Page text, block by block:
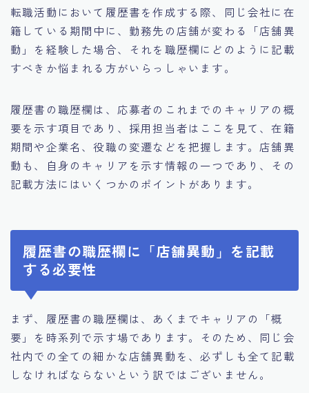
転職活動において履歴書を作成する際、同じ会社に在
籍している期間中に、勤務先の店舗が変わる「店舗異
動」を経験した場合、それを職歴欄にどのように記載
すべきか悩まれる方がいらっしゃいます。
履歴書の職歴欄は、応募者のこれまでのキャリアの概
要を示す項目であり、採用担当者はここを見て、在籍
期間や企業名、役職の変遷などを把握します。店舗異
動も、自身のキャリアを示す情報の一つであり、その
記載方法にはいくつかのポイントがあります。
履歴書の職歴欄に「店舗異動」を記載
する必要性
まず、履歴書の職歴欄は、あくまでキャリアの「概
要」を時系列で示す場であります。そのため、同じ会
社内での全ての細かな店舗異動を、必ずしも全て記載
しなければならないという訳ではございません。